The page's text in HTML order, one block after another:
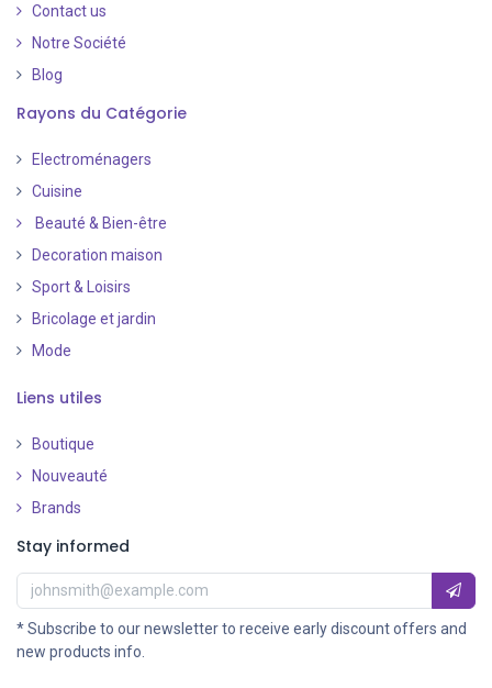
Contact us
Notre Société
Blog
Rayons du Catégorie
Electroménagers
Cuisine
Beauté & Bien-être
Decoration maison
Sport & Loisirs
Bricolage et jardin
Mode
Liens utiles
Boutique
Nouveauté
Brands
Stay informed
* Subscribe to our newsletter to receive early discount offers and
new products info.